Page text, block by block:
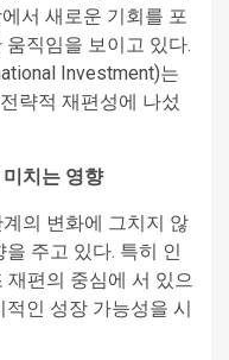
서 새로운 기회를 포
직임을 보이고 있다.
Investment)는
략적 재편성에 나섰
치는 영향
의 변화에 그치지 않
주고 있다. 특히 인
재편의 중심에 서 있으
인 성장 가능성을 시